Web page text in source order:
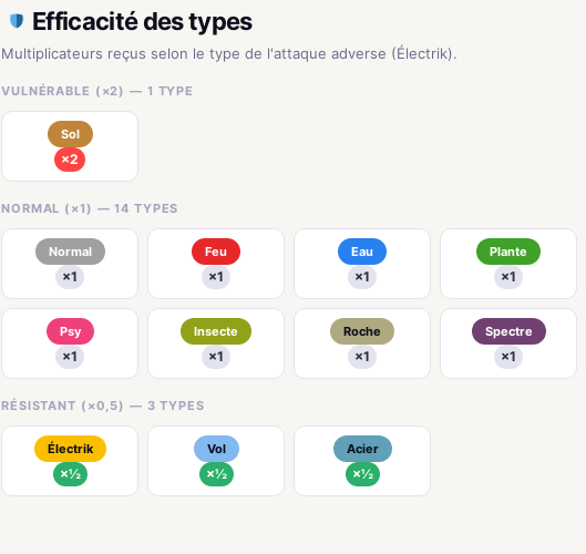
Efficacité des types
Multiplicateurs reçus selon le type de l'attaque adverse (Électrik).
VULNÉRABLE (×2) — 1 TYPE
Sol
×2
NORMAL (×1) — 14 TYPES
Normal
×1
Feu
×1
Eau
×1
Plante
×1
Psy
×1
Insecte
×1
Roche
×1
Spectre
×1
RÉSISTANT (×0,5) — 3 TYPES
Électrik
×½
Vol
×½
Acier
×½